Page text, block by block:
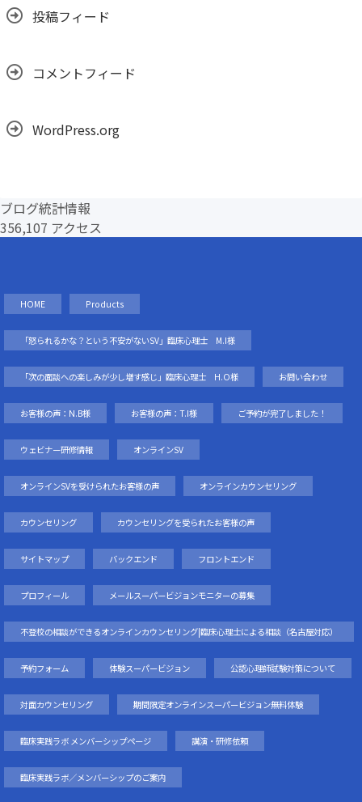
投稿フィード
コメントフィード
WordPress.org
ブログ統計情報
356,107 アクセス
HOME Products
「怒られるかな？という不安がないSV」臨床心理士 M.I様
「次の面談への楽しみが少し増す感じ」臨床心理士 H.O様 お問い合わせ
お客様の声：N.B様 お客様の声：T.I様 ご予約が完了しました！
ウェビナー研修情報 オンラインSV
オンラインSVを受けられたお客様の声 オンラインカウンセリング
カウンセリング カウンセリングを受られたお客様の声
サイトマップ バックエンド フロントエンド
プロフィール メールスーパービジョンモニターの募集
不登校の相談ができるオンラインカウンセリング|臨床心理士による相談（名古屋対応）
予約フォーム 体験スーパービジョン 公認心理師試験対策について
対面カウンセリング 期間限定オンラインスーパービジョン無料体験
臨床実践ラボ メンバーシップページ 講演・研修依頼
臨床実践ラボ／メンバーシップのご案内